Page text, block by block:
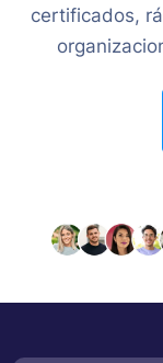
certificados,